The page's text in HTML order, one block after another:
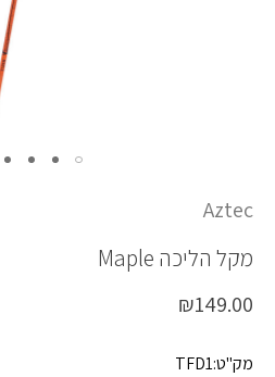
Aztec
מקל הליכה Maple
₪149.00
מק"ט:TFD1